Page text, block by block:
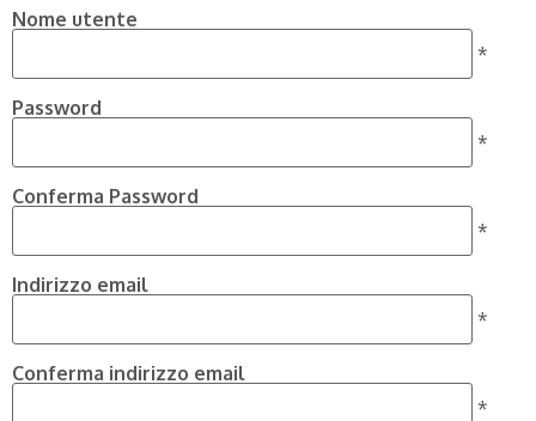
Nome utente
*
Password
*
Conferma Password
*
Indirizzo email
*
Conferma indirizzo email
*